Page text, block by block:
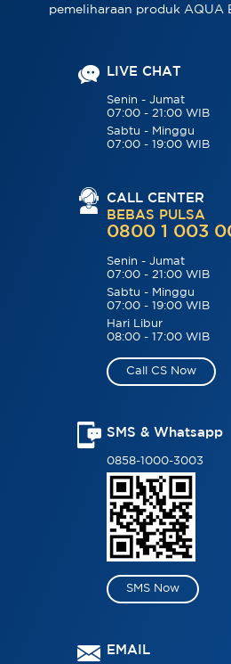
pemeliharaan produk AQUA
LIVE CHAT
Senin - Jumat
07:00 - 21:00 WIB
Sabtu - Minggu
07:00 - 19:00 WIB
CALL CENTER
BEBAS PULSA
0800 1 003
Senin - Jumat
07:00 - 21:00 WIB
Sabtu - Minggu
07:00 - 19:00 WIB
Hari Libur
08:00 - 17:00 WIB
Call CS Now
SMS & Whatsapp
0858-1000-3003
SMS Now
EMAIL